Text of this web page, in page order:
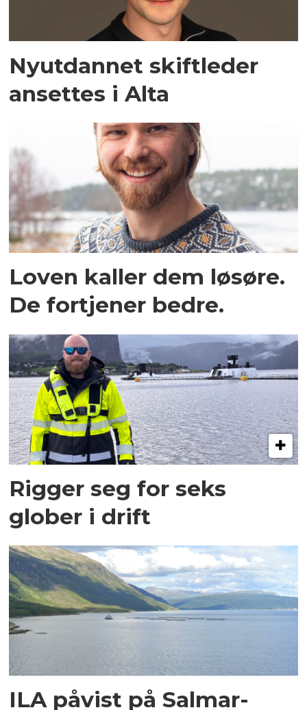
Nyutdannet skiftleder
ansettes i Alta
Loven kaller dem løsøre.
De fortjener bedre.
Rigger seg for seks
glober i drift
ILA påvist på Salmar-